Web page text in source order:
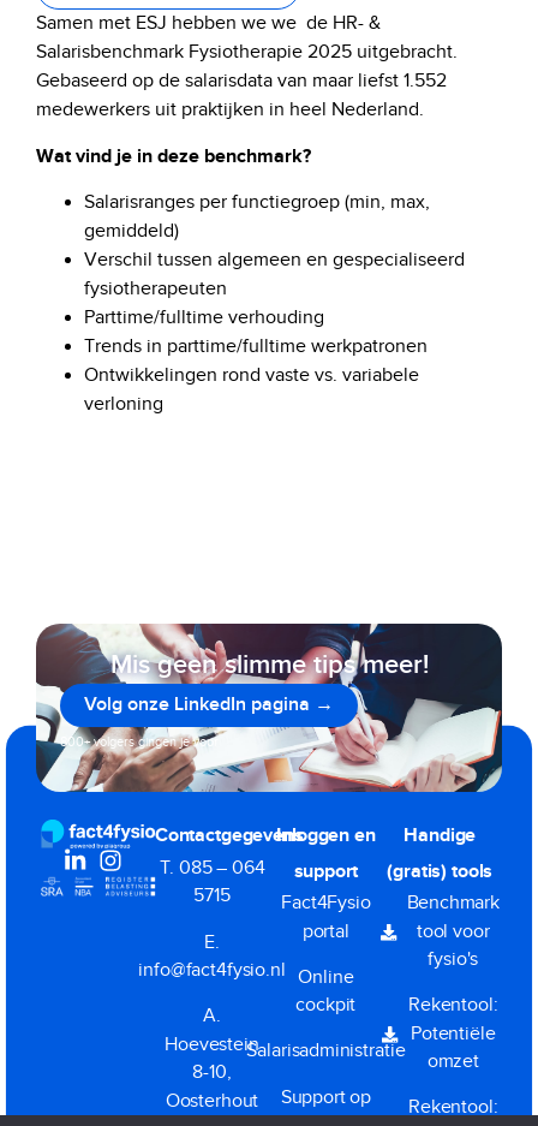
Samen met ESJ hebben we we de HR- &
Salarisbenchmark Fysiotherapie 2025 uitgebracht.
Gebaseerd op de salarisdata van maar liefst 1.552
medewerkers uit praktijken in heel Nederland.
Wat vind je in deze benchmark?
Salarisranges per functiegroep (min, max,
gemiddeld)
Verschil tussen algemeen en gespecialiseerd
fysiotherapeuten
Parttime/fulltime verhouding
Trends in parttime/fulltime werkpatronen
Ontwikkelingen rond vaste vs. variabele
verloning
Mis geen slimme tips meer!
Volg onze LinkedIn pagina →
800+ volgers gingen je voor
Contactgegevens
T. 085 – 064
5715
E.
info@fact4fysio.nl
A.
Hoevestein
8-10,
Oosterhout
Inloggen en
support
Fact4Fysio
portal
Online
cockpit
Salarisadministratie
Support op
Handige
(gratis) tools
Benchmark
tool voor
fysio's
Rekentool:
Potentiële
omzet
Rekentool: